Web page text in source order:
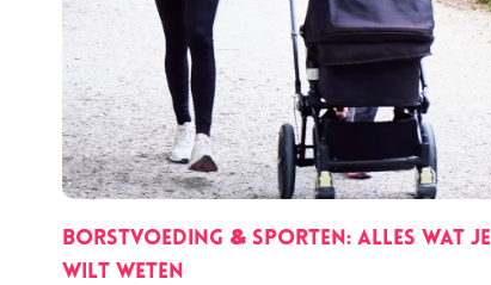
Borstvoeding & sporten: alles wat je
wilt weten